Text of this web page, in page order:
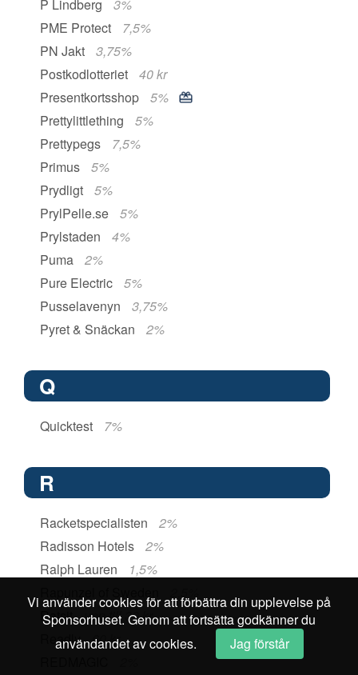
P Lindberg
3%
PME Protect
7,5%
PN Jakt
3,75%
Postkodlotteriet
40 kr
Presentkortsshop
5%
Prettylittlething
5%
Prettypegs
7,5%
Primus
5%
Prydligt
5%
PrylPelle.se
5%
Prylstaden
4%
Puma
2%
Pure Electric
5%
Pusselavenyn
3,75%
Pyret & Snäckan
2%
Q
Quicktest 7%
R
Racketspecialisten
2%
Radisson Hotels
2%
Ralph Lauren
1,5%
Ratsit upp till 30 kr
Readly 60 kr
Vi använder cookies för att förbättra din upplevelse på
Sponsorhuset. Genom att fortsätta godkänner du
användandet av cookies.
Jag förstår